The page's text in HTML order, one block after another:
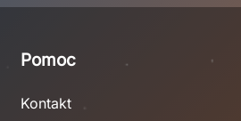
Pomoc
Kontakt